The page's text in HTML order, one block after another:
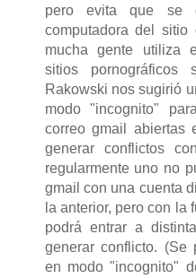
pero evita que se
computadora del sitio
mucha gente utiliza
sitios pornográficos
Rakowski nos sugirió
modo "incognito"
correo gmail abiertas
generar conflictos
regularmente uno no
gmail con una cuenta
la anterior, pero con la
podrá entrar a
generar conflicto. (Se
en modo "incognito"